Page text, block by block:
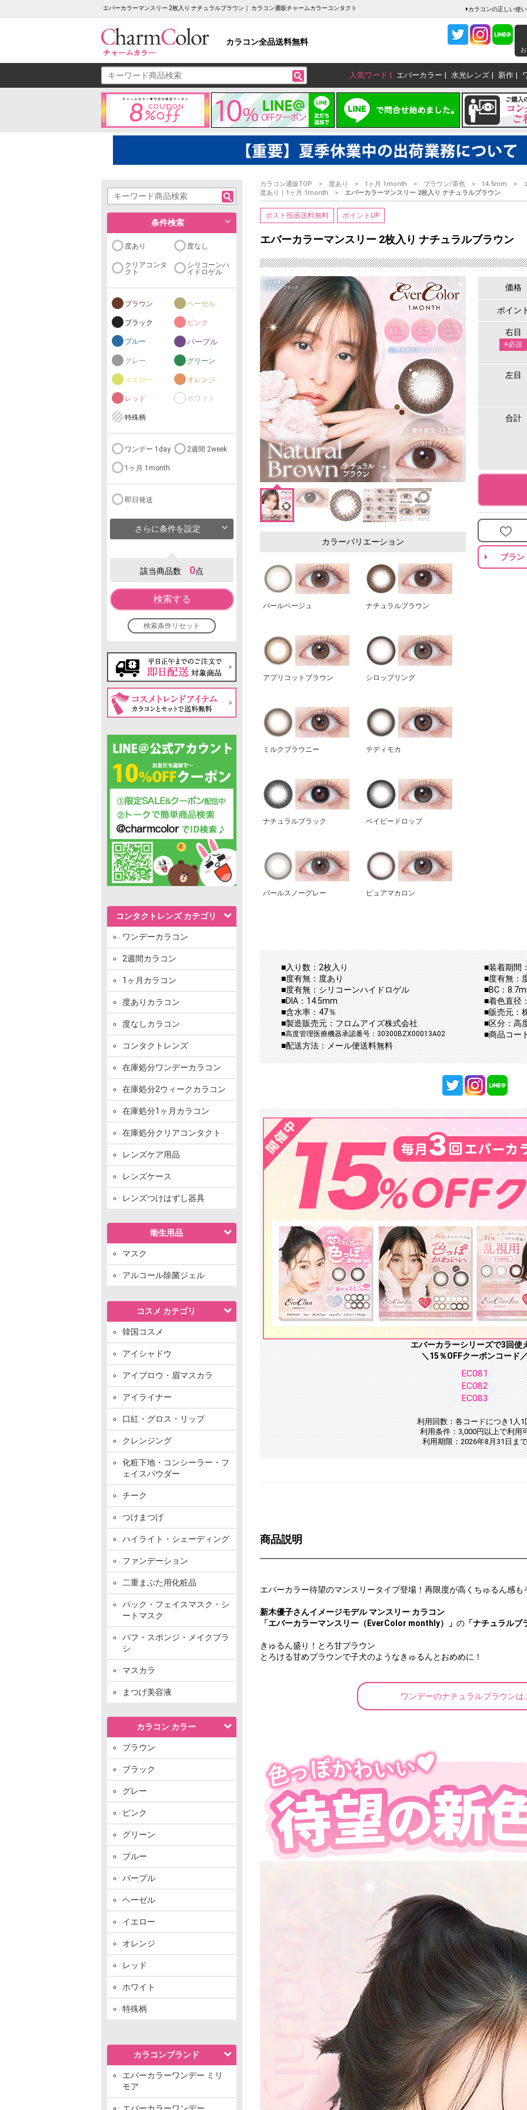
エバーカラーマンスリー 2枚入り ナチュラルブラウン｜ カラコン通販チャームカラーコンタクト カラコンの正しい使
カラコン全品送料無料
人気ワード エバーカラー 水光レンズ 新作
条件検索
度あり 度なし
クリアコンタ
クト
シリコーンハ
イドロゲル
ブラウン ヘーゼル
ブラック ピンク
ブルー パープル
グレー グリーン
イエロー オレンジ
レッド ホワイト
特殊柄
ワンデー 1day 2週間 2week
1ヶ月 1month
即日発送
さらに条件を設定
該当商品数 0点
検索する
検索条件リセット
コンタクトレンズ カテゴリ
ワンデーカラコン
2週間カラコン
1ヶ月カラコン
度ありカラコン
度なしカラコン
コンタクトレンズ
在庫処分ワンデーカラコン
在庫処分2ウィークカラコン
在庫処分1ヶ月カラコン
在庫処分クリアコンタクト
レンズケア用品
レンズケース
レンズつけはずし器具
衛生用品
マスク
アルコール除菌ジェル
コスメ カテゴリ
韓国コスメ
アイシャドウ
アイブロウ・眉マスカラ
アイライナー
口紅・グロス・リップ
クレンジング
化粧下地・コンシーラー・フ
ェイスパウダー
チーク
つけまつげ
ハイライト・シェーディング
ファンデーション
二重まぶた用化粧品
パック・フェイスマスク・シ
ートマスク
パフ・スポンジ・メイクブラ
シ
マスカラ
まつげ美容液
カラコン カラー
ブラウン
ブラック
グレー
ピンク
グリーン
ブルー
パープル
ヘーゼル
イエロー
オレンジ
レッド
ホワイト
特殊柄
カラコンブランド
エバーカラーワンデー ミリ
モア
エバーカラーワンデー
カラコン通販TOP 度あり 1ヶ月 1month ブラウン/茶色 14.5mm
度あり｜1ヶ月 1month
エバーカラーマンスリー 2枚入り ナチュラルブラウン
ポスト投函送料無料 ポイントUP
エバーカラーマンスリー 2枚入り ナチュラルブラウン
カラーバリエーション
パールベージュ ナチュラルブラウン
アプリコットブラウン シロップリング
ミルクブラウニー テディモカ
ナチュラルブラック ベイビードロップ
パールスノーグレー ピュアマカロン
価格
ポイン
右目
※必須
左目
合計
ブラン
■入り数：2枚入り
■装着期間
■度有無：度あり
■度有無：
■度有無：シリコーンハイドロゲル
■BC：
■DIA：14.5mm
■着色直径
■含水率：47％
■販売元：
■製造販売元：フロムアイズ株式会社
■区分：高
■高度管理医療機器承認番号：30300BZX00013A02
■商品コー
■配送方法：メール便送料無料
エバーカラーシリーズで3回使
＼15％OFFクーポンコード
EC081
EC082
EC083
利用回数：各コードにつき1人1
利用条件：3,000円以上で利用
利用期限：2026年8月31日まで
商品説明
エバーカラー待望のマンスリータイプ登場！再限度が高くちゅるん感も
新木優子さんイメージモデル マンスリー カラコン
「エバーカラーマンスリー（EverColor monthly）」 の 「ナチュラル
きゅるん盛り！とろ甘ブラウン
とろける甘めブラウンで子犬のようなきゅるんとおめめに！
ワンデーのナチュラルブラウンは